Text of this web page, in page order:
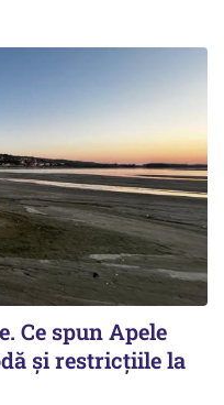
Ce spun Apele
și restricțiile la